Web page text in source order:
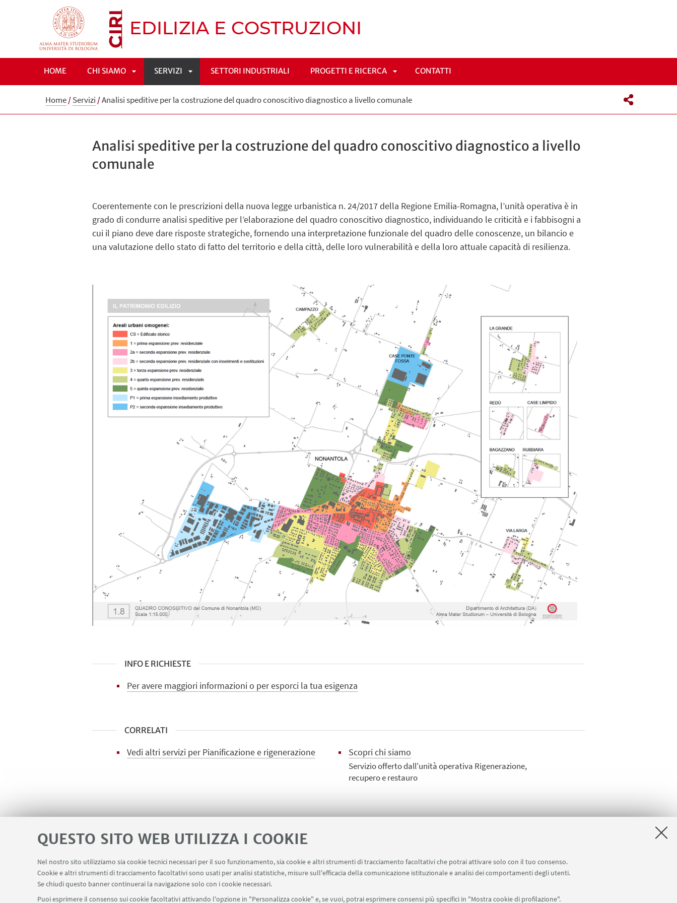
QUESTO SITO WEB UTILIZZA I COOKIE
Nel nostro sito utilizziamo sia cookie tecnici necessari per il suo funzionamento, sia cookie e altri strumenti di tracciamento facoltativi che potrai attivare solo con il tuo consenso.
Cookie e altri strumenti di tracciamento facoltativi sono usati per analisi statistiche, misure sull'efficacia della comunicazione istituzionale e analisi dei comportamenti degli utenti.
Se chiudi questo banner continuerai la navigazione solo con i cookie necessari.
Puoi esprimere il consenso sui cookie facoltativi attivando l'opzione in "Personalizza cookie" e, se vuoi, potrai esprimere consensi più specifici in "Mostra cookie di profilazione".
HOME CHI SIAMO
APRI
SERVIZI
APRI
SETTORI INDUSTRIALI PROGETTI E RICERCA
APRI
CONTATTI
Home/Servizi /Analisi speditive per la costruzione del quadro conoscitivo diagnostico a livello comunale
Analisi speditive per la costruzione del quadro conoscitivo diagnostico a livello
comunale
Coerentemente con le prescrizioni della nuova legge urbanistica n. 24/2017 della Regione Emilia-Romagna, l’unità operativa è in
grado di condurre analisi speditive per l’elaborazione del quadro conoscitivo diagnostico, individuando le criticità e i fabbisogni a
cui il piano deve dare risposte strategiche, fornendo una interpretazione funzionale del quadro delle conoscenze, un bilancio e
una valutazione dello stato di fatto del territorio e della città, delle loro vulnerabilità e della loro attuale capacità di resilienza.
INFO E RICHIESTE
Per avere maggiori informazioni o per esporci la tua esigenza
CORRELATI
Vedi altri servizi per Pianificazione e rigenerazione Scopri chi siamo
Servizio offerto dall'unità operativa Rigenerazione,
recupero e restauro
Planning & Regeneration website